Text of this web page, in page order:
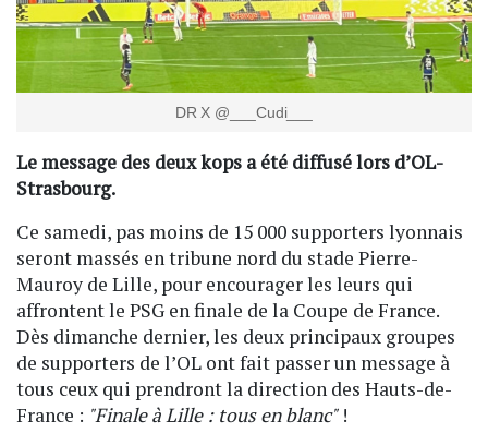
DR X @___Cudi___
Le message des deux kops a été diffusé lors d’OL-
Strasbourg.
Ce samedi, pas moins de 15 000 supporters lyonnais
seront massés en tribune nord du stade Pierre-
Mauroy de Lille, pour encourager les leurs qui
affrontent le PSG en finale de la Coupe de France.
Dès dimanche dernier, les deux principaux groupes
de supporters de l’OL ont fait passer un message à
tous ceux qui prendront la direction des Hauts-de-
France : "Finale à Lille : tous en blanc"!